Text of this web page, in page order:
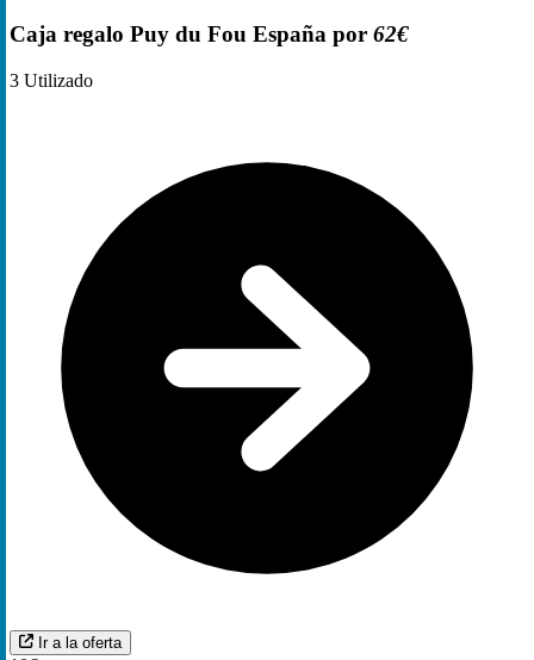
Caja regalo Puy du Fou España por 62€
3 Utilizado
Ir a la oferta